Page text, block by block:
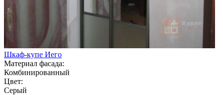
Шкаф-купе Иего
Материал фасада:
Комбинированный
Цвет:
Серый